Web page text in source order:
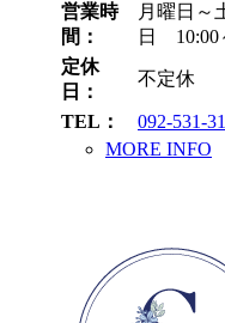
営業時
間：
月曜日～
日 10:00
定休
日：
不定休
TEL：
092-531-
MORE INFO